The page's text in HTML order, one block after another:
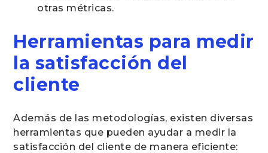
otras métricas.
Herramientas para medir
la satisfacción del
cliente
Además de las metodologías, existen diversas
herramientas que pueden ayudar a medir la
satisfacción del cliente de manera eficiente: